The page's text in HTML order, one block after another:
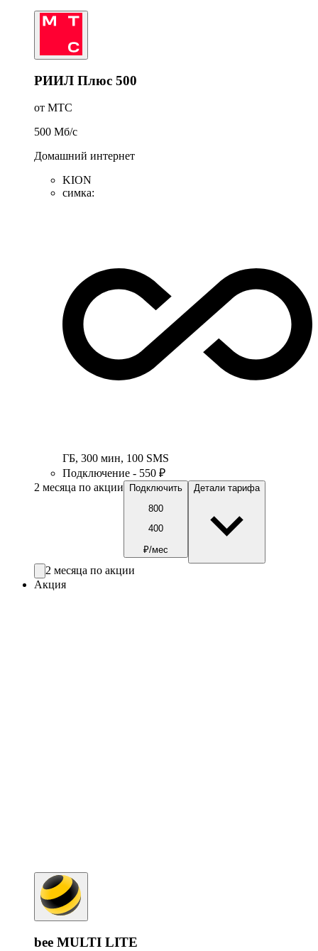
РИИЛ Плюс 500
от МТС
500 Мб/c
Домашний интернет
KION
симка:
ГБ, 300 мин, 100 SMS
Подключение - 550 ₽
2 месяца по акции
Подключить
800
400
₽/мес
Детали тарифа
2 месяца по акции
Акция
bee MULTI LITE